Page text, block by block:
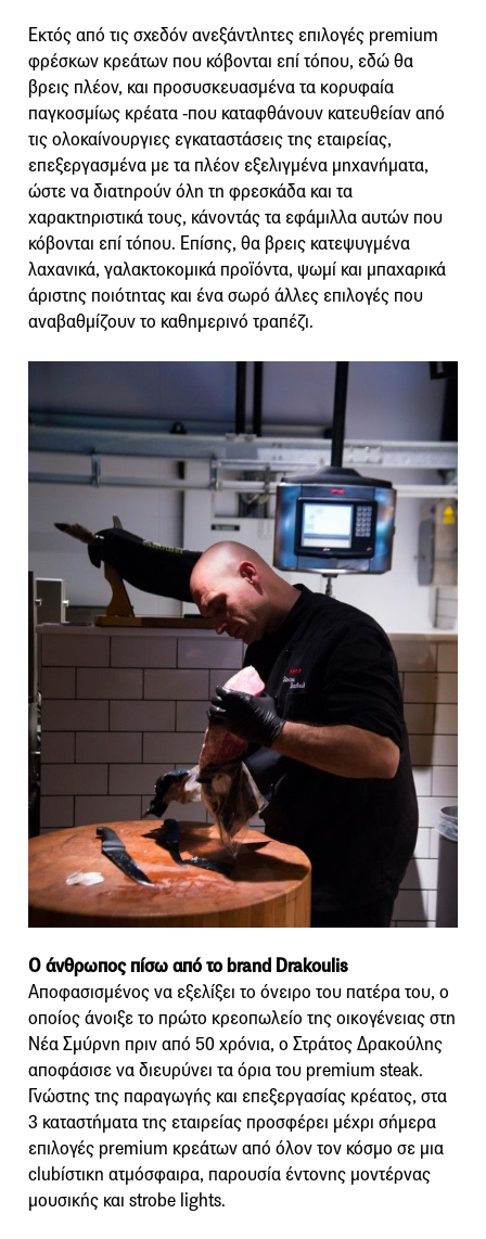
Εκτός από τις σχεδόν ανεξάντλητες επιλογές premium
φρέσκων κρεάτων που κόβονται επί τόπου, εδώ θα
βρεις πλέον, και προσυσκευασμένα τα κορυφαία
παγκοσμίως κρέατα -που καταφθάνουν κατευθείαν από
τις ολοκαίνουργιες εγκαταστάσεις της εταιρείας,
επεξεργασμένα με τα πλέον εξελιγμένα μηχανήματα,
ώστε να διατηρούν όλη τη φρεσκάδα και τα
χαρακτηριστικά τους, κάνοντάς τα εφάμιλλα αυτών που
κόβονται επί τόπου. Επίσης, θα βρεις κατεψυγμένα
λαχανικά, γαλακτοκομικά προϊόντα, ψωμί και μπαχαρικά
άριστης ποιότητας και ένα σωρό άλλες επιλογές που
αναβαθμίζουν το καθημερινό τραπέζι.
O άνθρωπος πίσω από το brand Drakoulis
Αποφασισμένος να εξελίξει το όνειρο του πατέρα του, ο
οποίος άνοιξε το πρώτο κρεοπωλείο της οικογένειας στη
Νέα Σμύρνη πριν από 50 χρόνια, ο Στράτος Δρακούλης
αποφάσισε να διευρύνει τα όρια του premium steak.
Γνώστης της παραγωγής και επεξεργασίας κρέατος, στα
3 καταστήματα της εταιρείας προσφέρει μέχρι σήμερα
επιλογές premium κρεάτων από όλον τον κόσμο σε μια
clubίστικη ατμόσφαιρα, παρουσία έντονης μοντέρνας
μουσικής και strobe lights.